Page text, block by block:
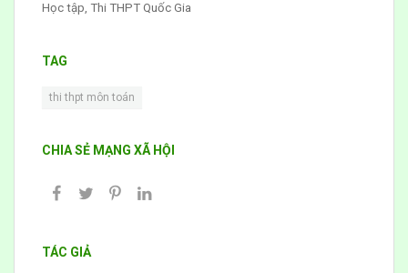
Học tập, Thi THPT Quốc Gia
TAG
thi thpt môn toán
CHIA SẺ MẠNG XÃ HỘI
TÁC GIẢ